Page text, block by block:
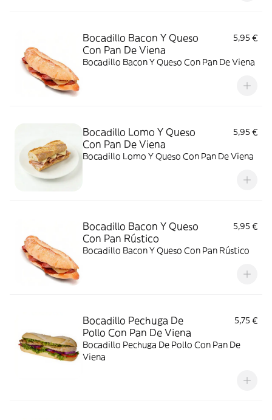
Bocadillo Bacon Y Queso
Con Pan De Viena
5,95 €
Bocadillo Bacon Y Queso Con Pan De Viena
Bocadillo Lomo Y Queso
Con Pan De Viena
5,95 €
Bocadillo Lomo Y Queso Con Pan De Viena
Bocadillo Bacon Y Queso
Con Pan Rústico
5,95 €
Bocadillo Bacon Y Queso Con Pan Rústico
Bocadillo Pechuga De
Pollo Con Pan De Viena
5,75 €
Bocadillo Pechuga De Pollo Con Pan De
Viena